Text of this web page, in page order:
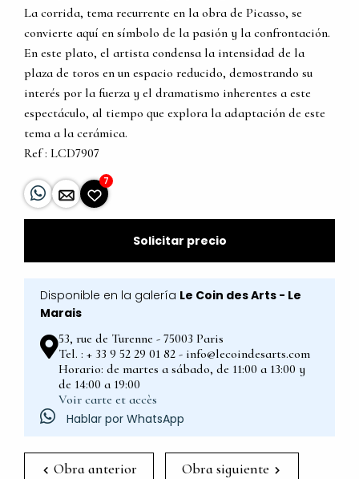
La corrida, tema recurrente en la obra de Picasso, se
convierte aquí en símbolo de la pasión y la confrontación.
En este plato, el artista condensa la intensidad de la
plaza de toros en un espacio reducido, demostrando su
interés por la fuerza y el dramatismo inherentes a este
espectáculo, al tiempo que explora la adaptación de este
tema a la cerámica.
Ref : LCD7907
7
Solicitar precio
Disponible en la galería Le Coin des Arts - Le
Marais
53, rue de Turenne - 75003 Paris
Tel. : + 33 9 52 29 01 82 - info@lecoindesarts.com
Horario: de martes a sábado, de 11:00 a 13:00 y
de 14:00 a 19:00
Voir carte et accès
Hablar por WhatsApp
Obra anterior Obra siguiente